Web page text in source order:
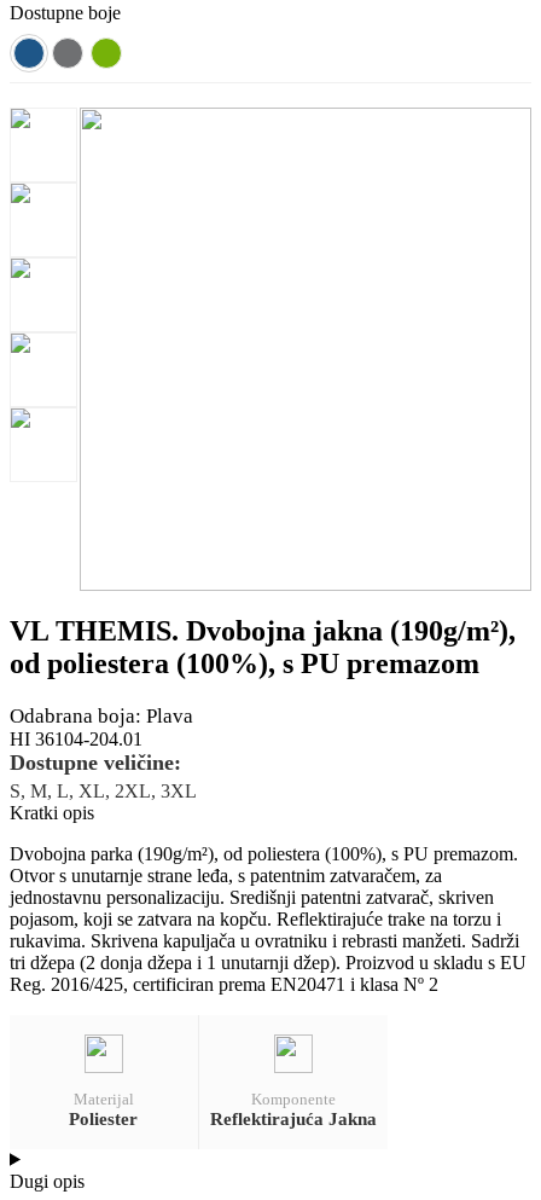
Dostupne boje
VL THEMIS. Dvobojna jakna (190g/m²),
od poliestera (100%), s PU premazom
Odabrana boja: Plava
HI 36104-204.01
Dostupne veličine:
S, M, L, XL, 2XL, 3XL
Kratki opis
Dvobojna parka (190g/m²), od poliestera (100%), s PU premazom.
Otvor s unutarnje strane leđa, s patentnim zatvaračem, za
jednostavnu personalizaciju. Središnji patentni zatvarač, skriven
pojasom, koji se zatvara na kopču. Reflektirajuće trake na torzu i
rukavima. Skrivena kapuljača u ovratniku i rebrasti manžeti. Sadrži
tri džepa (2 donja džepa i 1 unutarnji džep). Proizvod u skladu s EU
Reg. 2016/425, certificiran prema EN20471 i klasa Nº 2
Materijal
Poliester
Komponente
Reflektirajuća Jakna
Dugi opis